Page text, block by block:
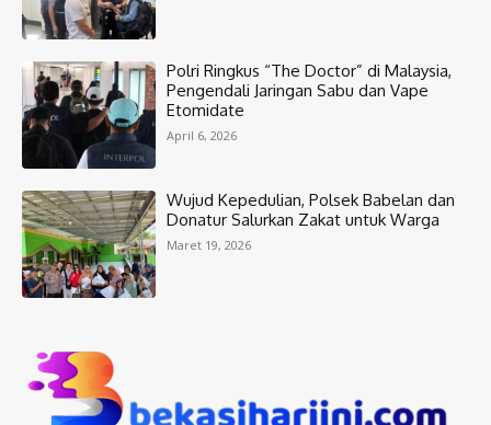
Polri Ringkus “The Doctor” di Malaysia,
Pengendali Jaringan Sabu dan Vape
Etomidate
April 6, 2026
Wujud Kepedulian, Polsek Babelan dan
Donatur Salurkan Zakat untuk Warga
Maret 19, 2026